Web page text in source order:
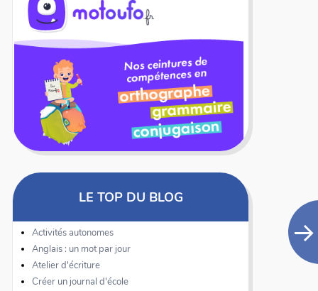
LE TOP DU BLOG
Activités autonomes
Anglais : un mot par jour
Atelier d'écriture
Créer un journal d'école